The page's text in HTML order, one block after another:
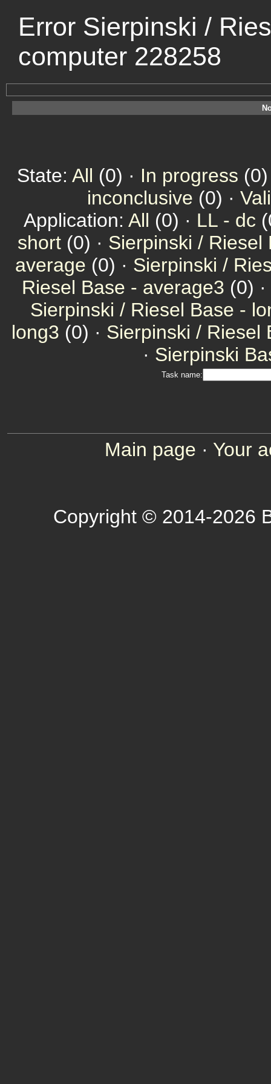
Error Sierpinski /
computer 228258
State: All (0) · In progress
inconclusive (0) ·
Application: All (0) · LL - dc
short (0) · Sierpinski / Riesel
average (0) · Sierpinski /
Riesel Base - average3 (0)
Sierpinski / Riesel Base -
long3 (0) · Sierpinski / Riesel
· Sierpinski
Task name:
Main page · Your
Copyright © 2014-2026